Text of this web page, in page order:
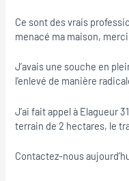
Ce sont des vrais
menacé ma maison,
J’avais une souche en
l’enlevé de manière
J’ai fait appel à Elagueur
terrain de 2 hectares, le
Contactez-nous